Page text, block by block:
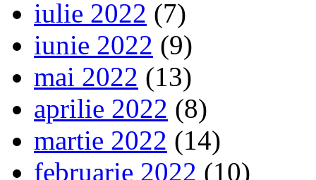
iulie 2022 (7)
iunie 2022 (9)
mai 2022 (13)
aprilie 2022 (8)
martie 2022 (14)
februarie 2022 (10)